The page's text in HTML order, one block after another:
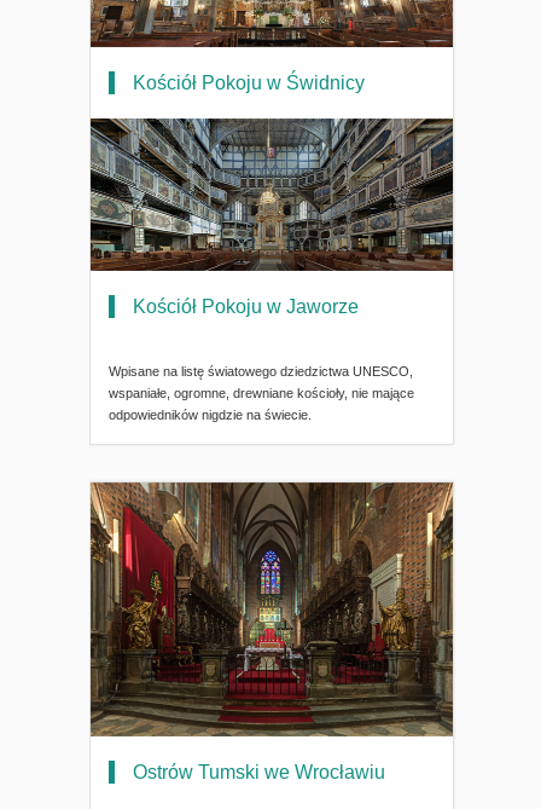
Kościół Pokoju w Świdnicy
Kościół Pokoju w Jaworze
Wpisane na listę światowego dziedzictwa UNESCO,
wspaniałe, ogromne, drewniane kościoły, nie mające
odpowiedników nigdzie na świecie.
Ostrów Tumski we Wrocławiu